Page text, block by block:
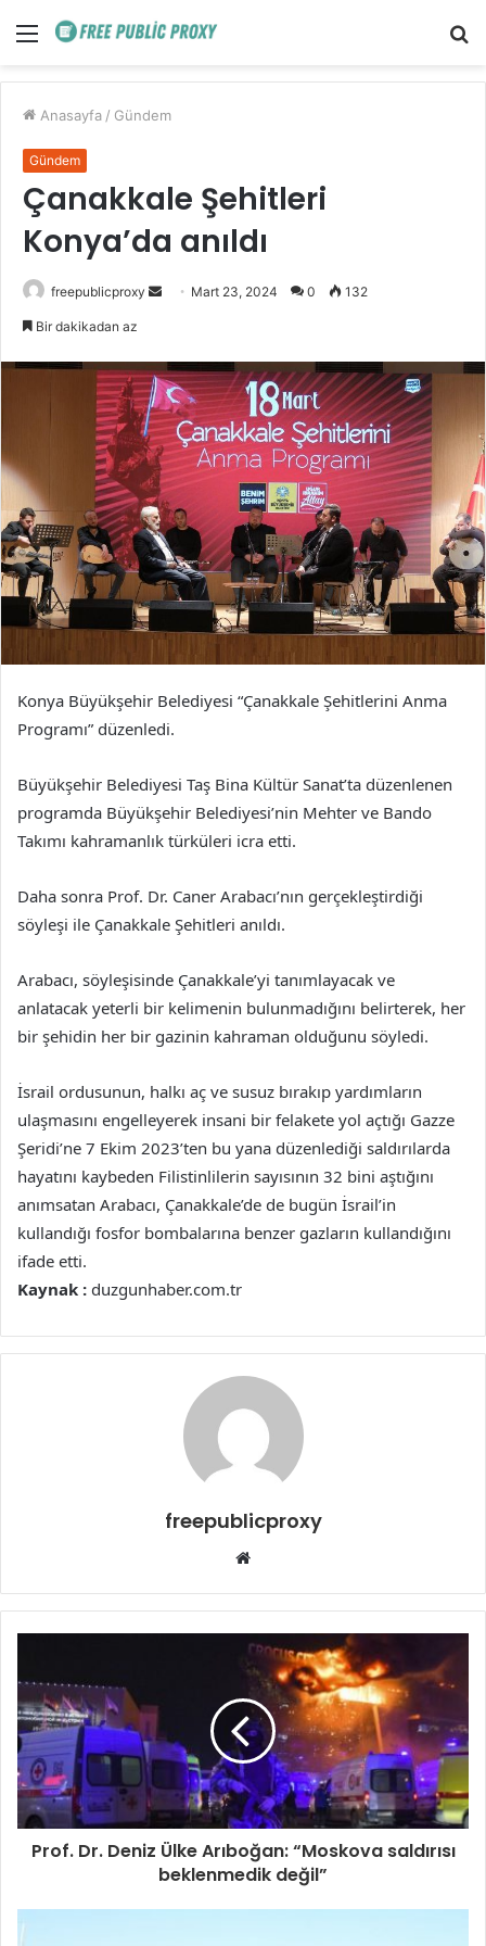
Menü
Anasayfa / Gündem
Gündem
Çanakkale Şehitleri
Konya’da anıldı
freepublicproxy
Bir
göndermek
Mart 23, 2024 0 132
Bir dakikadan az
Konya Büyükşehir Belediyesi “Çanakkale Şehitlerini Anma
Programı” düzenledi.
Büyükşehir Belediyesi Taş Bina Kültür Sanat’ta düzenlenen
programda Büyükşehir Belediyesi’nin Mehter ve Bando
Takımı kahramanlık türküleri icra etti.
Daha sonra Prof. Dr. Caner Arabacı’nın gerçekleştirdiği
söyleşi ile Çanakkale Şehitleri anıldı.
Arabacı, söyleşisinde Çanakkale’yi tanımlayacak ve
anlatacak yeterli bir kelimenin bulunmadığını belirterek, her
bir şehidin her bir gazinin kahraman olduğunu söyledi.
İsrail ordusunun, halkı aç ve susuz bırakıp yardımların
ulaşmasını engelleyerek insani bir felakete yol açtığı Gazze
Şeridi’ne 7 Ekim 2023’ten bu yana düzenlediği saldırılarda
hayatını kaybeden Filistinlilerin sayısının 32 bini aştığını
anımsatan Arabacı, Çanakkale’de de bugün İsrail’in
kullandığı fosfor bombalarına benzer gazların kullandığını
ifade etti.
Kaynak : duzgunhaber.com.tr
freepublicproxy
Web
Prof. Dr. Deniz Ülke Arıboğan: “Moskova saldırısı
beklenmedik değil”